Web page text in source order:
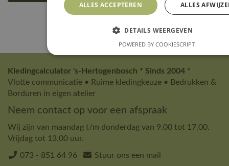
Kledingcalculator 's-Hertogenbosch * Sinds 2004 *
Vlotte communicatie • Ruime kledingkeuze • Bedrukken &
Borduren in eigen atelier
Neem contact op voor een afspraak
Wij zijn van maandag t/m donderdag van 9.00 tot 17.00.
Vrijdag tot 13.00 uur.
073 - 851 64 96 Stuur ons een mail
ALLES ACCEPTEREN ALLES
DETAILS WEERGEVEN
POWERED BY COOKIESCRIPT